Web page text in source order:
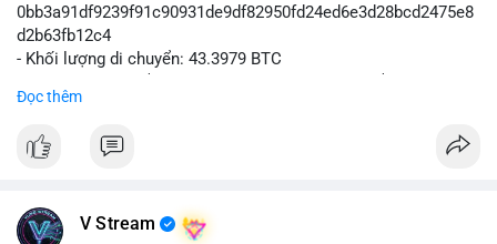
0bb3a91df9239f91c90931de9df82950fd24ed6e3d28bcd2475e8
d2b63fb12c4
- Khối lượng di chuyển: 43.3979 BTC
USD)
- Thời gian: 04:18
số đủ lớn để tạo áp lực thanh khoản tức thời. Hành vi này có
Đọc thêm
V Stream